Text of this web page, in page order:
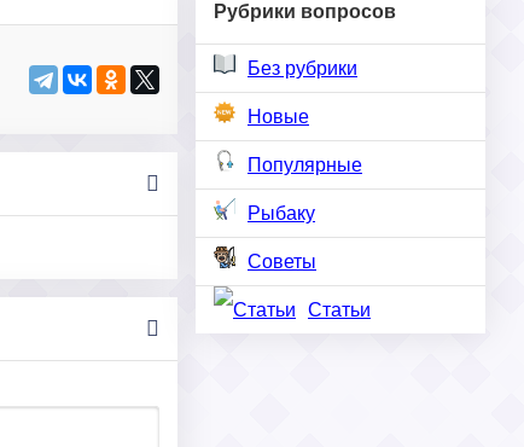
Рубрики вопросов
Без рубрики
Новые
Популярные
Рыбаку
Советы
Статьи